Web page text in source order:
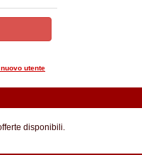
utente
disponibili.